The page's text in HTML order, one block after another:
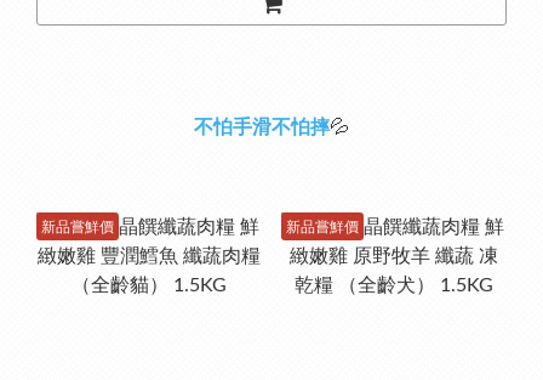
不怕手滑不怕摔💦
新品嘗鮮價 新品嘗鮮價